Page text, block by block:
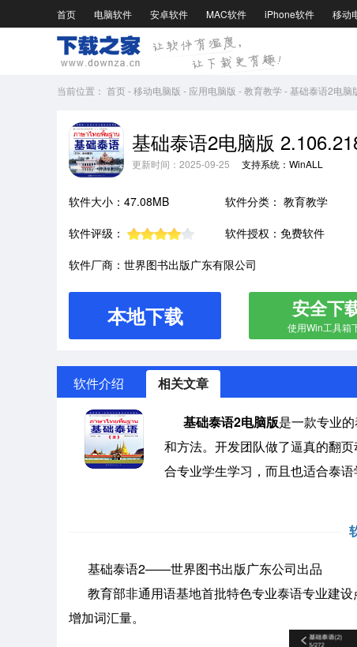
首页 电脑软件 安卓软件 MAC软件 iPhone软件 移动
当前位置： 首页-移动电脑版 - 应用电脑版 -教育教学 - 基础泰语2电脑
基础泰语2电脑版
更新时间：2025-09-25 支持系统：WinALL
软件大小：47.08MB 软件分类： 教育教学
软件评级：
软件授权：免费软件
软件厂商：世界图书出版广东有限公司
本地下载 安全下
使用Win工具箱
软件介绍 相关文章
基础泰语2电脑版是一款专业
和方法。开发团队做了逼真的翻
合专业学生学习，而且也适合泰
基础泰语2——世界图书出版广东公司出品
教育部非通用语基地首批特色专业泰语专业建设
增加词汇量。